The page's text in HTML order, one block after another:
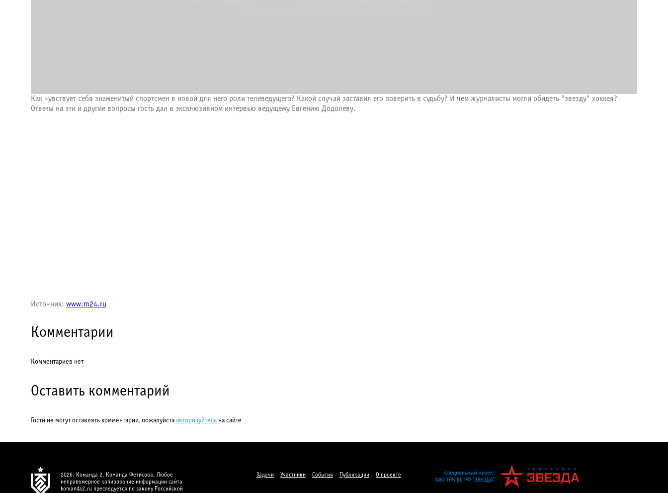
Как чувствует себя знаменитый спортсмен в новой для него роли телеведущего? Какой случай заставил его поверить в судьбу? И чем журналисты могли обидеть "звезду" хоккея?
Ответы на эти и другие вопросы гость дал в эксклюзивном интервью ведущему Евгению Додолеву.
Источник: www.m24.ru
Комментарии
Комментариев нет
Оставить комментарий
Гости не могут оставлять комментарии, пожалуйста авторизуйтесь на сайте
2026. Команда 2. Команда Фетисова. Любое
неправомерное копирование информации сайта
komanda2.ru преследуется по закону Российской
Задачи Участники События Публикации О проекте